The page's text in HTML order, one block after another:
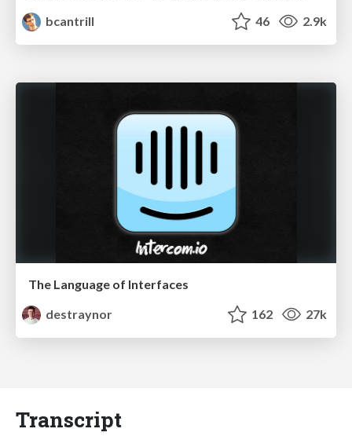
bcantrill
46 2.9k
The Language of Interfaces
destraynor
162 27k
Transcript